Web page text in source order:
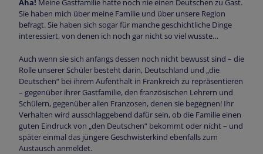
Sie haben mich über meine Familie und über unsere Region
befragt. Sie haben sich sogar für manche geschichtliche Dinge
interessiert, von denen ich noch gar nicht so viel wusste…
Auch wenn sie sich anfangs dessen noch nicht bewusst sind – die
Rolle unserer Schüler besteht darin, Deutschland und „die
Deutschen“ bei ihrem Aufenthalt in Frankreich zu repräsentieren
– gegenüber ihrer Gastfamilie, den französischen Lehrern und
Schülern, gegenüber allen Franzosen, denen sie begegnen! Ihr
Verhalten wird ausschlaggebend dafür sein, ob die Familie einen
guten Eindruck von „den Deutschen“ bekommt oder nicht – und
später einmal das jüngere Geschwisterkind ebenfalls zum
Austausch anmeldet.